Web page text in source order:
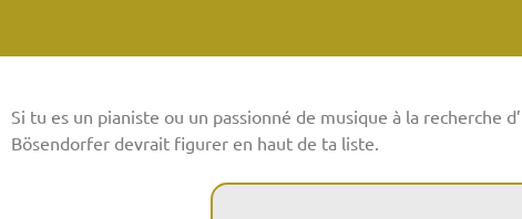
Si tu es un pianiste ou un passionné de musique à la recherche
Bösendorfer devrait figurer en haut de ta liste.